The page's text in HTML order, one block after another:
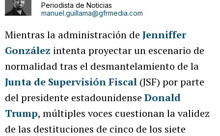
Periodista de Noticias
manuel.guillama@gfrmedia.com
Mientras la administración de Jenniffer
González intenta proyectar un escenario de
normalidad tras el desmantelamiento de la
Junta de Supervisión Fiscal (JSF) por parte
del presidente estadounidense Donald
Trump, múltiples voces cuestionan la validez
de las destituciones de cinco de los siete